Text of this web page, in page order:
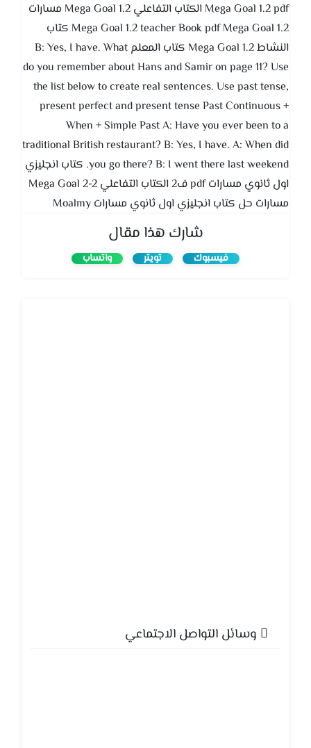
Mega Goal 1.2 pdf الكتاب التفاعلي Mega Goal 1.2 مسارات
Mega Goal 1.2 teacher Book pdf Mega Goal 1.2 كتاب
النشاط Mega Goal 1.2 كتاب المعلم B: Yes, I have. What
do you remember about Hans and Samir on page 11? Use
the list below to create real sentences. Use past tense,
present perfect and present tense Past Continuous +
When + Simple Past A: Have you ever been to a
traditional British restaurant? B: Yes, I have. A: When did
you go there? B: I went there last weekend. كتاب انجليزي
اول ثانوي مسارات pdf ف2 الكتاب التفاعلي Mega Goal 2-2
مسارات حل كتاب انجليزي اول ثانوي مسارات Moalmy
شارك هذا مقال
فيسبوك تويتر واتساب
وسائل التواصل الاجتماعي